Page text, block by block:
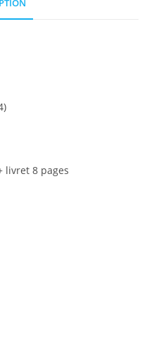
livret 8 pages